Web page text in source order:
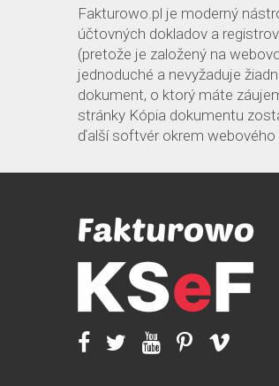
Fakturowo.pl je moderný
účtovných dokladov a
(pretože je založený na
jednoduché a nevyžaduje
dokument, o ktorý máte
stránky Kópia dokumentu
ďalší softvér okrem webového